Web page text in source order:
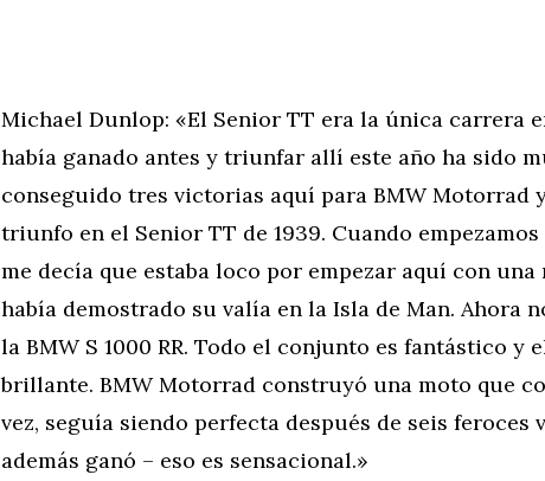
Michael Dunlop: «El Senior TT era la única carrera
había ganado antes y triunfar allí este año ha sido
conseguido tres victorias aquí para BMW Motorrad
triunfo en el Senior TT de 1939. Cuando
me decía que estaba loco por empezar aquí con
había demostrado su valía en la Isla de Man. Ahora
la BMW S 1000 RR. Todo el conjunto es fantástico y
brillante. BMW Motorrad construyó una moto que
vez, seguía siendo perfecta después de seis feroces
además ganó – eso es sensacional.»